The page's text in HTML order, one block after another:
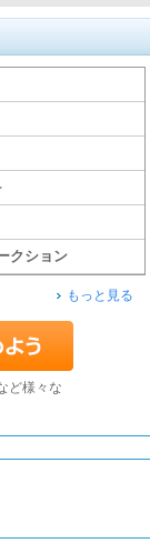
クション
もっと見る
ど様々な